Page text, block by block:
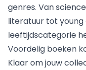
genres. Van
literatuur tot young
leeftijdscategorie
Voordelig boeken
Klaar om jouw